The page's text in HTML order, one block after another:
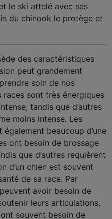
le ski attelé avec ses
du chinook le protège et
des caractéristiques
peut grandement
soin de nos
races sont très énergiques
tandis que d’autres
moins intense. Les
beaucoup d’une
ont besoin de brossage
que d’autres requièrent
d’un chien est souvent
de sa race. Par
avoir besoin de
leurs articulations,
souvent besoin de